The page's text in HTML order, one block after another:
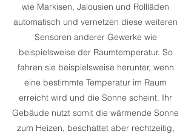
wie Markisen, Jalousien und Rollläden
automatisch und vernetzen diese weiteren
Sensoren anderer Gewerke wie
beispielsweise der Raumtemperatur. So
fahren sie beispielsweise herunter, wenn
eine bestimmte Temperatur im Raum
erreicht wird und die Sonne scheint. Ihr
Gebäude nutzt somit die wärmende Sonne
zum Heizen, beschattet aber rechtzeitig,